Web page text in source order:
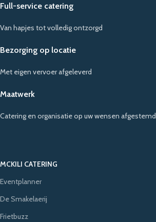
Full-service catering
Van hapjes tot volledig ontzorgd
Bezorging op locatie
Met eigen vervoer afgeleverd
Maatwerk
Catering en organisatie op uw wensen afgestemd
MCKILI CATERING
Eventplanner
De Smakelaerij
Frietbuzz